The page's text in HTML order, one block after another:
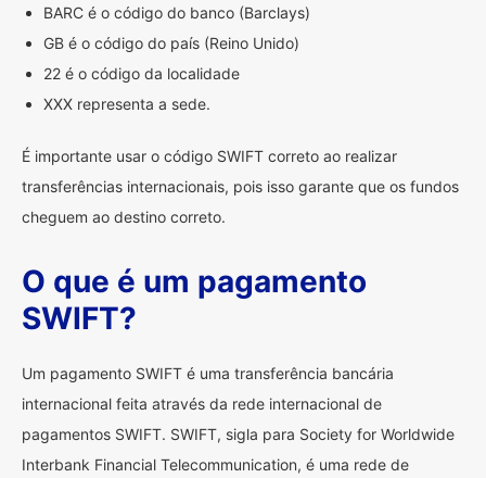
BARC é o código do banco (Barclays)
GB é o código do país (Reino Unido)
22 é o código da localidade
XXX representa a sede.
É importante usar o código SWIFT correto ao realizar
transferências internacionais, pois isso garante que os fundos
cheguem ao destino correto.
O que é um pagamento
SWIFT?
Um pagamento SWIFT é uma transferência bancária
internacional feita através da rede internacional de
pagamentos SWIFT. SWIFT, sigla para Society for Worldwide
Interbank Financial Telecommunication, é uma rede de